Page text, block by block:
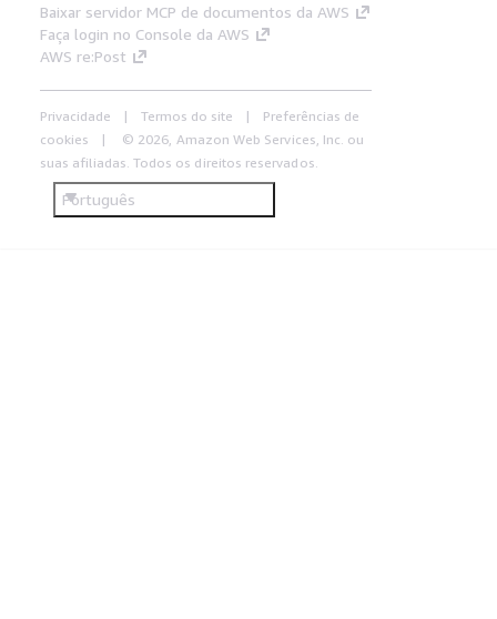
Baixar servidor MCP de documentos da AWS
Faça login no Console da AWS
AWS re:Post
Privacidade Termos do site
Preferências de
cookies
© 2026, Amazon Web Services, Inc. ou
suas afiliadas. Todos os direitos reservados.
Português